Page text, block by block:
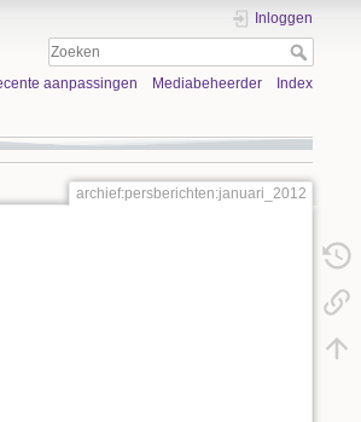
Inloggen
aanpassingen Mediabeheerder Index
archief:persberichten:januari_2012